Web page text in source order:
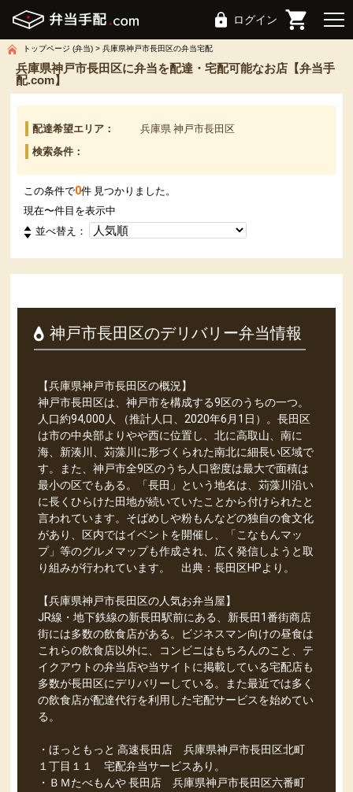
ログイン
トップページ (弁当) 兵庫県神戸市長田区の弁当宅配
兵庫県神戸市長田区に弁当を配達・宅配可能なお店【弁当手
配.com】
配達希望エリア：
兵庫県 神戸市長田区
検索条件：
この条件で0件 見つかりました。
現在〜件目を表示中
並べ替え：
神戸市長田区のデリバリー弁当情報
【兵庫県神戸市長田区の概況】
神戸市長田区は、神戸市を構成する9区のうちの一つ。
人口約94,000人 （推計人口、2020年6月1日）。長田区
は市の中央部よりやや西に位置し、北に高取山、南に
海、新湊川、苅藻川に形づくられた南北に細長い区域で
す。また、神戸市全9区のうち人口密度は最大で面積は
最小の区でもある。「長田」という地名は、苅藻川沿い
に長くひらけた田地が続いていたことから付けられたと
言われています。そばめしや粉もんなどの独自の食文化
があり、区内ではイベントを開催し、「こなもんマッ
プ」等のグルメマップも作成され、広く発信しようと取
り組みが行われています。 出典：長田区HPより。
【兵庫県神戸市長田区の人気お弁当屋】
JR線・地下鉄線の新長田駅前にある、新長田1番街商店
街には多数の飲食店がある。ビジネスマン向けの昼食は
これらの飲食店以外に、コンビニはもちろんのこと、テ
イクアウトの弁当店や当サイトに掲載している宅配店も
多数が長田区にデリバリーしている。また最近では多く
の飲食店が配達代行を利用した宅配サービスを始めてい
る。
・ほっともっと 高速長田店 兵庫県神戸市長田区北町
１丁目１１ 宅配弁当サービスあり。
・ＢＭたべもんや 長田店 兵庫県神戸市長田区六番町